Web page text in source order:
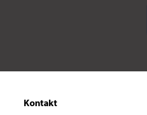
Kontakt